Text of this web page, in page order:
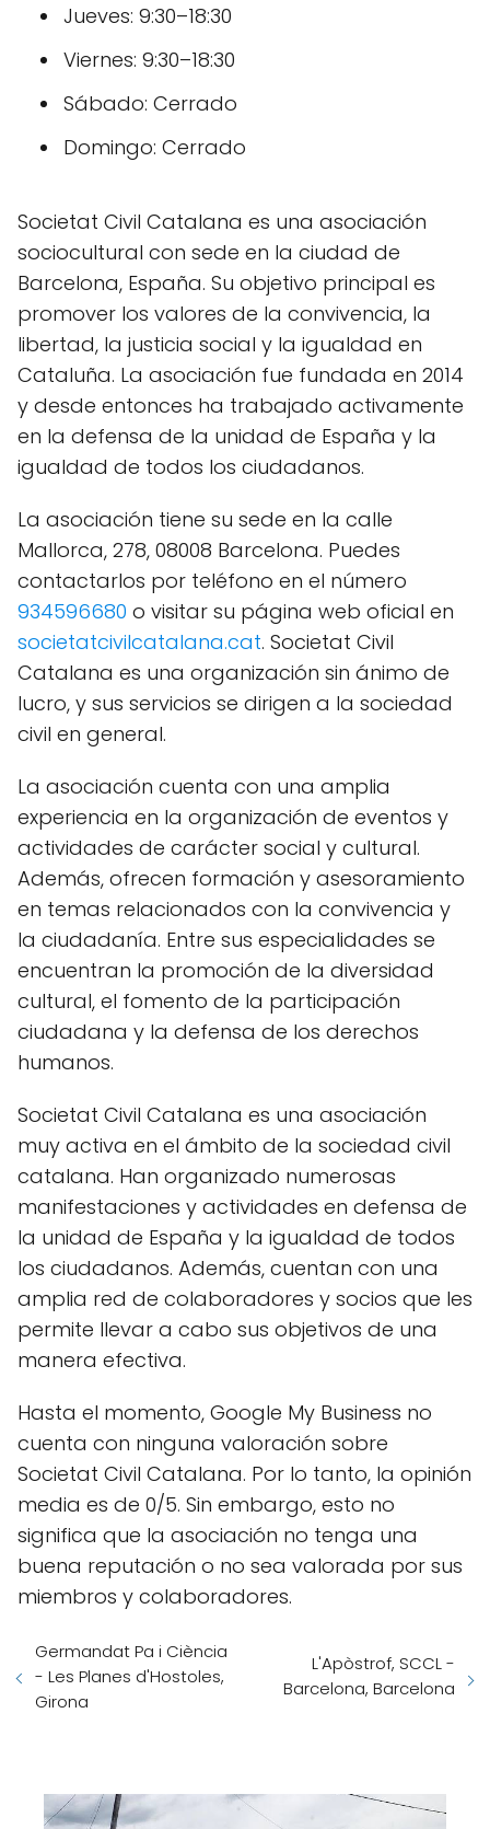
Jueves: 9:30–18:30
Viernes: 9:30–18:30
Sábado: Cerrado
Domingo: Cerrado
Societat Civil Catalana es una asociación
sociocultural con sede en la ciudad de
Barcelona, España. Su objetivo principal es
promover los valores de la convivencia, la
libertad, la justicia social y la igualdad en
Cataluña. La asociación fue fundada en 2014
y desde entonces ha trabajado activamente
en la defensa de la unidad de España y la
igualdad de todos los ciudadanos.
La asociación tiene su sede en la calle
Mallorca, 278, 08008 Barcelona. Puedes
contactarlos por teléfono en el número
934596680 o visitar su página web oficial en
societatcivilcatalana.cat. Societat Civil
Catalana es una organización sin ánimo de
lucro, y sus servicios se dirigen a la sociedad
civil en general.
La asociación cuenta con una amplia
experiencia en la organización de eventos y
actividades de carácter social y cultural.
Además, ofrecen formación y asesoramiento
en temas relacionados con la convivencia y
la ciudadanía. Entre sus especialidades se
encuentran la promoción de la diversidad
cultural, el fomento de la participación
ciudadana y la defensa de los derechos
humanos.
Societat Civil Catalana es una asociación
muy activa en el ámbito de la sociedad civil
catalana. Han organizado numerosas
manifestaciones y actividades en defensa de
la unidad de España y la igualdad de todos
los ciudadanos. Además, cuentan con una
amplia red de colaboradores y socios que les
permite llevar a cabo sus objetivos de una
manera efectiva.
Hasta el momento, Google My Business no
cuenta con ninguna valoración sobre
Societat Civil Catalana. Por lo tanto, la opinión
media es de 0/5. Sin embargo, esto no
significa que la asociación no tenga una
buena reputación o no sea valorada por sus
miembros y colaboradores.
Germandat Pa i Ciència
- Les Planes d'Hostoles,
Girona
L'Apòstrof, SCCL -
Barcelona, Barcelona